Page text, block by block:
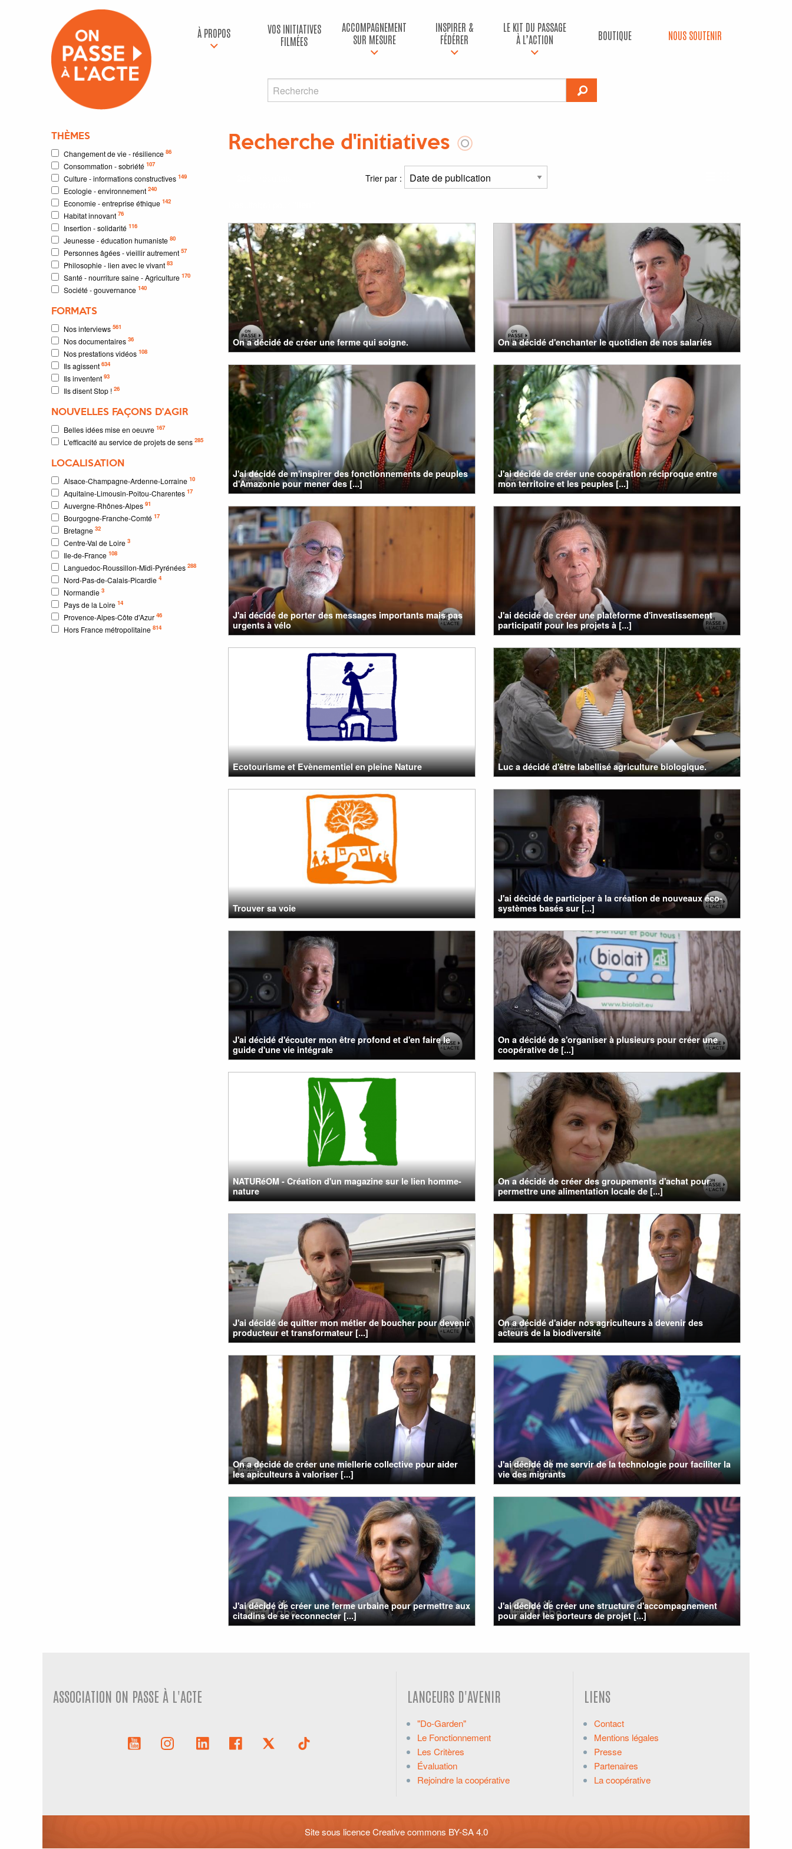
À PROPOS
VOS INITIATIVES
FILMÉES
ACCOMPAGNEMENT
SUR MESURE
INSPIRER &
FÉDÉRER
LE KIT DU PASSAGE
À L’ACTION
BOUTIQUE NOUS SOUTENIR
THÈMES
Changement de vie - résilience 86
Consommation - sobriété 107
Culture - informations constructives 149
Ecologie - environnement 240
Economie - entreprise éthique 142
Habitat innovant 76
Insertion - solidarité 116
Jeunesse - éducation humaniste 80
Personnes âgées - vieillir autrement 57
Philosophie - lien avec le vivant 83
Santé - nourriture saine - Agriculture 170
Société - gouvernance 140
FORMATS
Nos interviews 561
Nos documentaires 36
Nos prestations vidéos 108
Ils agissent 634
Ils inventent 93
Ils disent Stop ! 26
NOUVELLES FAÇONS D'AGIR
Belles idées mise en oeuvre 167
L'efficacité au service de projets de sens 285
LOCALISATION
Alsace-Champagne-Ardenne-Lorraine 10
Aquitaine-Limousin-Poitou-Charentes 17
Auvergne-Rhônes-Alpes 91
Bourgogne-Franche-Comté 17
Bretagne 32
Centre-Val de Loire 3
Ile-de-France 108
Languedoc-Roussillon-Midi-Pyrénées 288
Nord-Pas-de-Calais-Picardie 4
Normandie 3
Pays de la Loire 14
Provence-Alpes-Côte d'Azur 46
Hors France métropolitaine 814
Recherche d'initiatives
Trier par :
On a décidé de créer une ferme qui soigne. On a décidé d'enchanter le quotidien de nos salariés
J'ai décidé de m'inspirer des fonctionnements de peuples
d'Amazonie pour mener des [...]
J'ai décidé de créer une coopération réciproque entre
mon territoire et les peuples [...]
J'ai décidé de porter des messages importants mais pas
urgents à vélo
J'ai décidé de créer une plateforme d'investissement
participatif pour les projets à [...]
Ecotourisme et Evènementiel en pleine Nature Luc a décidé d'être labellisé agriculture biologique.
Trouver sa voie
J'ai décidé de participer à la création de nouveaux éco-
systèmes basés sur [...]
J'ai décidé d'écouter mon être profond et d'en faire le
guide d'une vie intégrale
On a décidé de s'organiser à plusieurs pour créer une
coopérative de [...]
NATURéOM - Création d'un magazine sur le lien homme-
nature
On a décidé de créer des groupements d'achat pour
permettre une alimentation locale de [...]
J'ai décidé de quitter mon métier de boucher pour devenir
producteur et transformateur [...]
On a décidé d'aider nos agriculteurs à devenir des
acteurs de la biodiversité
On a décidé de créer une miellerie collective pour aider
les apiculteurs à valoriser [...]
J'ai décidé de me servir de la technologie pour faciliter la
vie des migrants
J'ai décidé de créer une ferme urbaine pour permettre aux
citadins de se reconnecter [...]
J'ai décidé de créer une structure d'accompagnement
pour aider les porteurs de projet [...]
ASSOCIATION ON PASSE À L'ACTE LANCEURS D'AVENIR
"Do-Garden"
Le Fonctionnement
Les Critères
Évaluation
Rejoindre la coopérative
LIENS
Contact
Mentions légales
Presse
Partenaires
La coopérative
Site sous licenceCreative commons BY-SA 4.0